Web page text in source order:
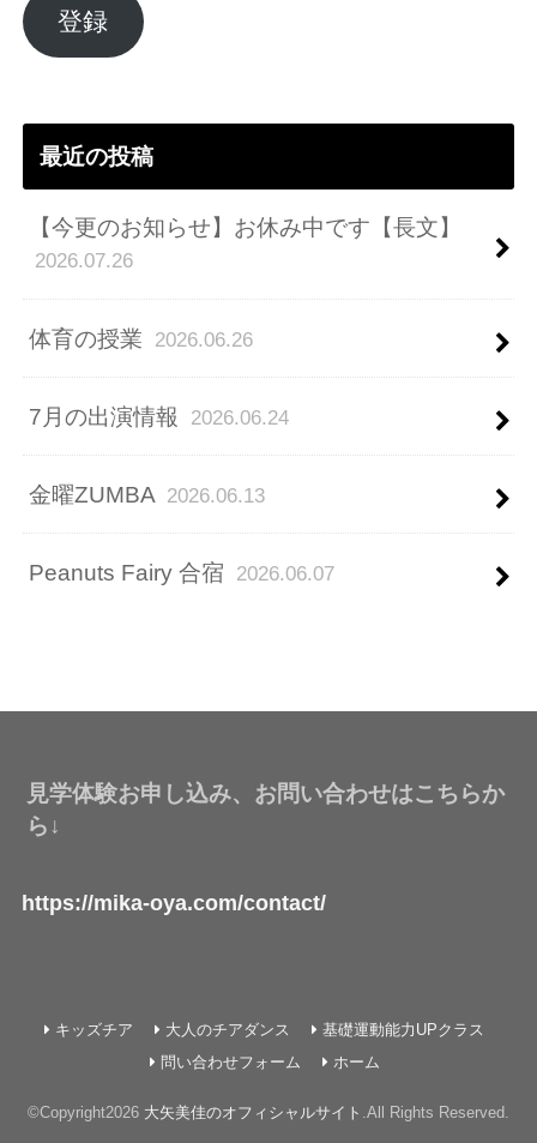
ア
ド
登録
最近の投稿
【今更のお知らせ】お休み中です【長文】
2026.07.26
体育の授業 2026.06.26
7月の出演情報 2026.06.24
金曜ZUMBA 2026.06.13
Peanuts Fairy 合宿 2026.06.07
見学体験お申し込み、お問い合わせはこちらか
ら↓
https://mika-oya.com/contact/
キッズチア 大人のチアダンス
基礎運動能力UPクラス
問い合わせフォーム
ホーム
©Copyright2026 大矢美佳のオフィシャルサイト .All Rights Reserved.